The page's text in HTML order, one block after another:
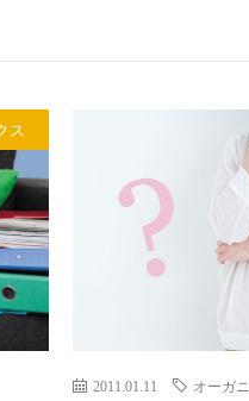
ス
2011.01.11 オーガ